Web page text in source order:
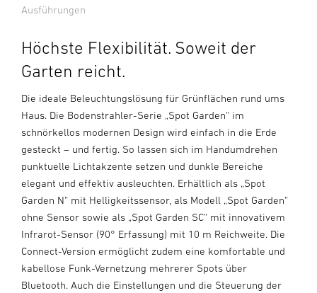
Ausführungen
Höchste Flexibilität. Soweit der
Garten reicht.
Die ideale Beleuchtungslösung für Grünflächen rund ums
Haus. Die Bodenstrahler-Serie „Spot Garden“ im
schnörkellos modernen Design wird einfach in die Erde
gesteckt – und fertig. So lassen sich im Handumdrehen
punktuelle Lichtakzente setzen und dunkle Bereiche
elegant und effektiv ausleuchten. Erhältlich als „Spot
Garden N“ mit Helligkeitssensor, als Modell „Spot Garden“
ohne Sensor sowie als „Spot Garden SC“ mit innovativem
Infrarot-Sensor (90° Erfassung) mit 10 m Reichweite. Die
Connect-Version ermöglicht zudem eine komfortable und
kabellose Funk-Vernetzung mehrerer Spots über
Bluetooth. Auch die Einstellungen und die Steuerung der